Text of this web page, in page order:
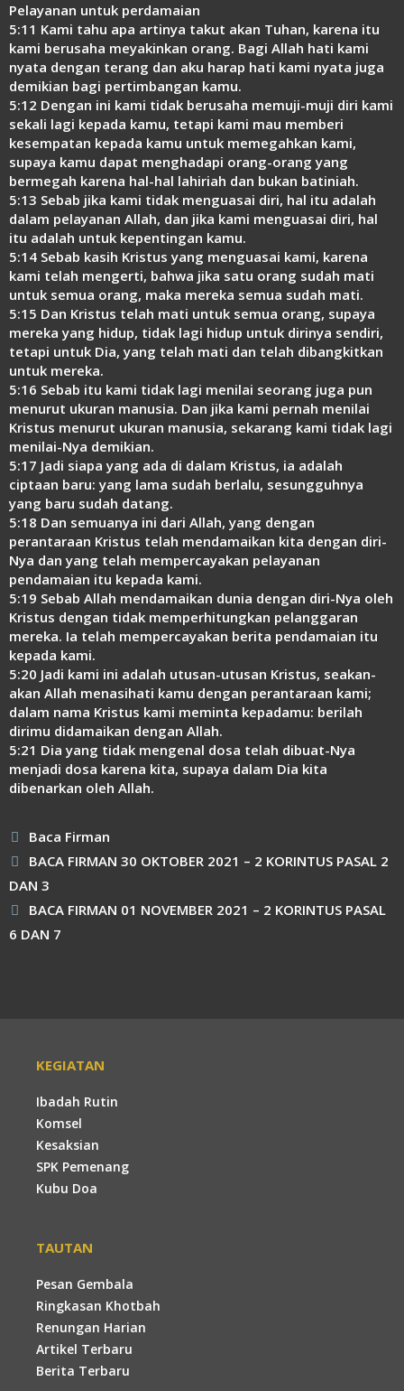
Pelayanan untuk perdamaian
5:11 Kami tahu apa artinya takut akan Tuhan, karena itu
kami berusaha meyakinkan orang. Bagi Allah hati kami
nyata dengan terang dan aku harap hati kami nyata juga
demikian bagi pertimbangan kamu.
5:12 Dengan ini kami tidak berusaha memuji-muji diri kami
sekali lagi kepada kamu, tetapi kami mau memberi
kesempatan kepada kamu untuk memegahkan kami,
supaya kamu dapat menghadapi orang-orang yang
bermegah karena hal-hal lahiriah dan bukan batiniah.
5:13 Sebab jika kami tidak menguasai diri, hal itu adalah
dalam pelayanan Allah, dan jika kami menguasai diri, hal
itu adalah untuk kepentingan kamu.
5:14 Sebab kasih Kristus yang menguasai kami, karena
kami telah mengerti, bahwa jika satu orang sudah mati
untuk semua orang, maka mereka semua sudah mati.
5:15 Dan Kristus telah mati untuk semua orang, supaya
mereka yang hidup, tidak lagi hidup untuk dirinya sendiri,
tetapi untuk Dia, yang telah mati dan telah dibangkitkan
untuk mereka.
5:16 Sebab itu kami tidak lagi menilai seorang juga pun
menurut ukuran manusia. Dan jika kami pernah menilai
Kristus menurut ukuran manusia, sekarang kami tidak lagi
menilai-Nya demikian.
5:17 Jadi siapa yang ada di dalam Kristus, ia adalah
ciptaan baru: yang lama sudah berlalu, sesungguhnya
yang baru sudah datang.
5:18 Dan semuanya ini dari Allah, yang dengan
perantaraan Kristus telah mendamaikan kita dengan diri-
Nya dan yang telah mempercayakan pelayanan
pendamaian itu kepada kami.
5:19 Sebab Allah mendamaikan dunia dengan diri-Nya oleh
Kristus dengan tidak memperhitungkan pelanggaran
mereka. Ia telah mempercayakan berita pendamaian itu
kepada kami.
5:20 Jadi kami ini adalah utusan-utusan Kristus, seakan-
akan Allah menasihati kamu dengan perantaraan kami;
dalam nama Kristus kami meminta kepadamu: berilah
dirimu didamaikan dengan Allah.
5:21 Dia yang tidak mengenal dosa telah dibuat-Nya
menjadi dosa karena kita, supaya dalam Dia kita
dibenarkan oleh Allah.
Kategori
Baca Firman
BACA FIRMAN 30 OKTOBER 2021 – 2 KORINTUS PASAL 2
DAN 3
BACA FIRMAN 01 NOVEMBER 2021 – 2 KORINTUS PASAL
6 DAN 7
KEGIATAN
Ibadah Rutin
Komsel
Kesaksian
SPK Pemenang
Kubu Doa
TAUTAN
Pesan Gembala
Ringkasan Khotbah
Renungan Harian
Artikel Terbaru
Berita Terbaru